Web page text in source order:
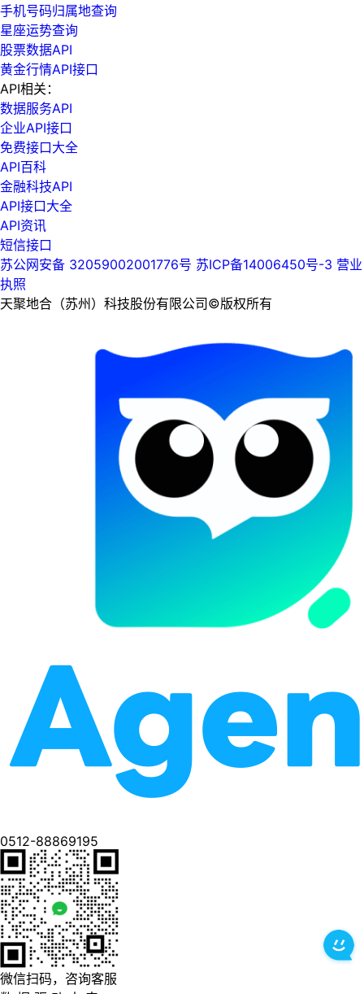
手机号码归属地查询
星座运势查询
股票数据API
黄金行情API接口
API相关：
数据服务API
企业API接口
免费接口大全
API百科
金融科技API
API接口大全
API资讯
短信接口
苏公网安备 32059002001776号 苏ICP备14006450号-3 营业
执照
天聚地合（苏州）科技股份有限公司©版权所有
0512-88869195
微信扫码，咨询客服